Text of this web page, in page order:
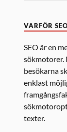
VARFÖR
SEO är en
sökmotorer.
besökarna
enklast
texter.